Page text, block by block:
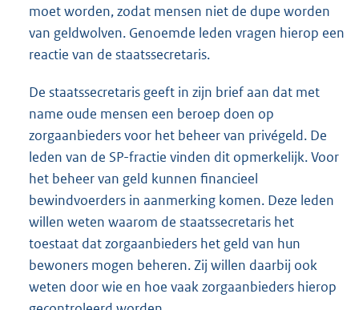
moet worden, zodat mensen niet de dupe worden
van geldwolven. Genoemde leden vragen hierop een
reactie van de staatssecretaris.
De staatssecretaris geeft in zijn brief aan dat met
name oude mensen een beroep doen op
zorgaanbieders voor het beheer van privégeld. De
leden van de SP-fractie vinden dit opmerkelijk. Voor
het beheer van geld kunnen financieel
bewindvoerders in aanmerking komen. Deze leden
willen weten waarom de staatssecretaris het
toestaat dat zorgaanbieders het geld van hun
bewoners mogen beheren. Zij willen daarbij ook
weten door wie en hoe vaak zorgaanbieders hierop